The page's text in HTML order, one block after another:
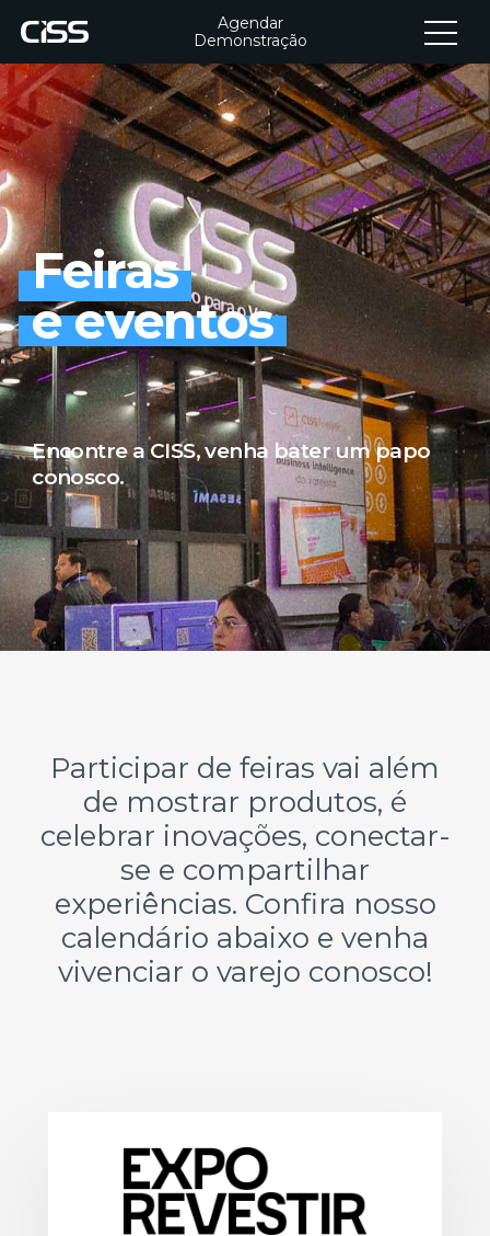
Agendar
Demonstração
Feiras
e eventos
Encontre a CISS, venha bater um papo
conosco.
Participar de feiras vai além
de mostrar produtos, é
celebrar inovações, conectar-
se e compartilhar
experiências. Confira nosso
calendário abaixo e venha
vivenciar o varejo conosco!